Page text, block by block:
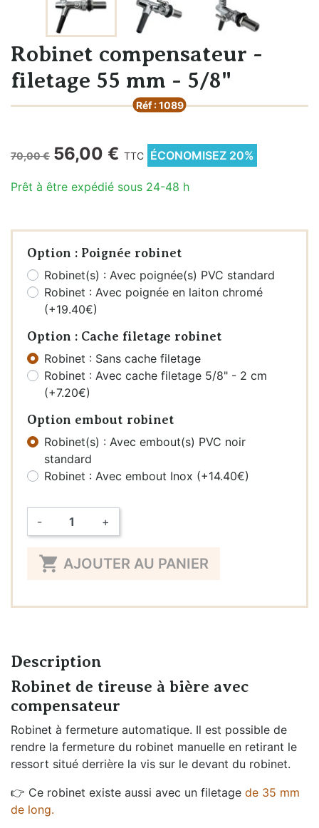
Robinet compensateur -
filetage 55 mm - 5/8"
Réf : 1089
70,00 € 56,00 € TTC ÉCONOMISEZ 20%
Prêt à être expédié sous 24-48 h
Option : Poignée robinet
Robinet(s) : Avec poignée(s) PVC standard
Robinet : Avec poignée en laiton chromé
(+19.40€)
Option : Cache filetage robinet
Robinet : Sans cache filetage
Robinet : Avec cache filetage 5/8" - 2 cm
(+7.20€)
Option embout robinet
Robinet(s) : Avec embout(s) PVC noir
standard
Robinet : Avec embout Inox (+14.40€)
Quantité
- +
 AJOUTER AU PANIER
Description
Robinet de tireuse à bière avec
compensateur
Robinet à fermeture automatique. Il est possible de
rendre la fermeture du robinet manuelle en retirant le
ressort situé derrière la vis sur le devant du robinet.
👉 Ce robinet existe aussi avec un filetage de 35 mm
de long.